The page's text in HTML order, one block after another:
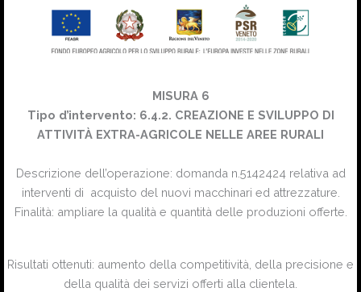
MISURA 6
Tipo d’intervento: 6.4.2. CREAZIONE E SVILUPPO DI
ATTIVITÀ EXTRA-AGRICOLE NELLE AREE RURALI
Descrizione dell’operazione: domanda n.5142424 relativa ad
interventi di acquisto del nuovi macchinari ed attrezzature.
Finalità: ampliare la qualità e quantità delle produzioni offerte.
Risultati ottenuti: aumento della competitività, della precisione e
della qualità dei servizi offerti alla clientela.